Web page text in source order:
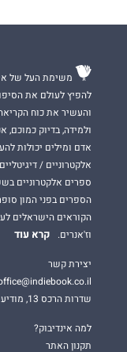
משימת העל של
להפיץ לעולם את
והעשיר את כוח
ולמידה, בדיוק כמוכם,
אדם ומילים יכולות
אלקטרוניים /
ספרים אלקטרוניים
הספרים בפני המון
הקוראים הישראלים
וז'אנרים.
קרא עוד
יצירת קשר
שדרות הרכס 13, מודיעין
למה אינדיבוק?
תקנון האתר